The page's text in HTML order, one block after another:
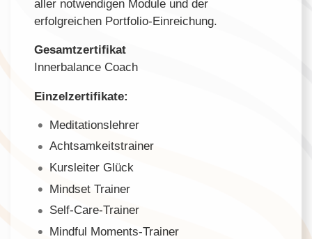
aller notwendigen Module und der
erfolgreichen Portfolio-Einreichung.
Gesamtzertifikat
Innerbalance Coach
Einzelzertifikate:
Meditationslehrer
Achtsamkeitstrainer
Kursleiter Glück
Mindset Trainer
Self-Care-Trainer
Mindful Moments-Trainer